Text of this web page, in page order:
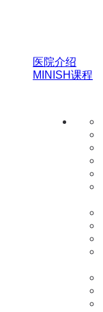
医院介绍
MINISH课程